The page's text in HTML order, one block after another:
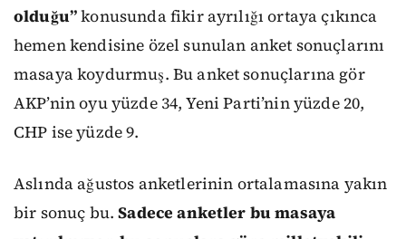
olduğu”konusunda fikir ayrılığı ortaya çıkınca
hemen kendisine özel sunulan anket sonuçlarını
masaya koydurmuş. Bu anket sonuçlarına gör
AKP’nin oyu yüzde 34, Yeni Parti’nin yüzde 20,
CHP ise yüzde 9.
Aslında ağustos anketlerinin ortalamasına yakın
bir sonuç bu.Sadece anketler bu masaya